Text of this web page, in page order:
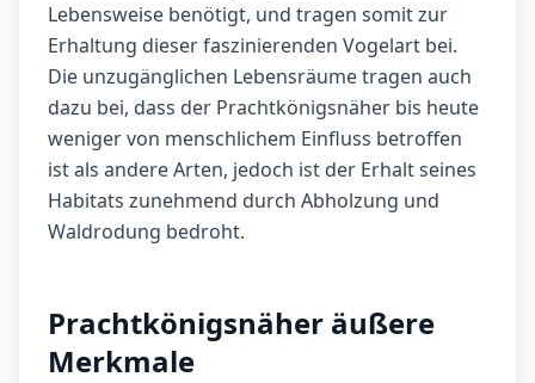
Lebensweise benötigt, und tragen somit zur
Erhaltung dieser faszinierenden Vogelart bei.
Die unzugänglichen Lebensräume tragen auch
dazu bei, dass der Prachtkönigsnäher bis heute
weniger von menschlichem Einfluss betroffen
ist als andere Arten, jedoch ist der Erhalt seines
Habitats zunehmend durch Abholzung und
Waldrodung bedroht.
Prachtkönigsnäher äußere
Merkmale